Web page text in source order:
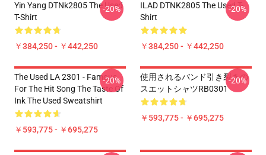
Yin Yang DTNk2805 The Used
T-Shirt
￥384,250 - ￥442,250
-20%
ILAD DTNK2805 The Used T-
Shirt
￥384,250 - ￥442,250
-20%
The Used LA 2301 - Famous
For The Hit Song The Taste Of
Ink The Used Sweatshirt
￥593,775 - ￥695,275
-20%
使用されるバンド引き裂きの
スエットシャツRB0301
￥593,775 - ￥695,275
-20%